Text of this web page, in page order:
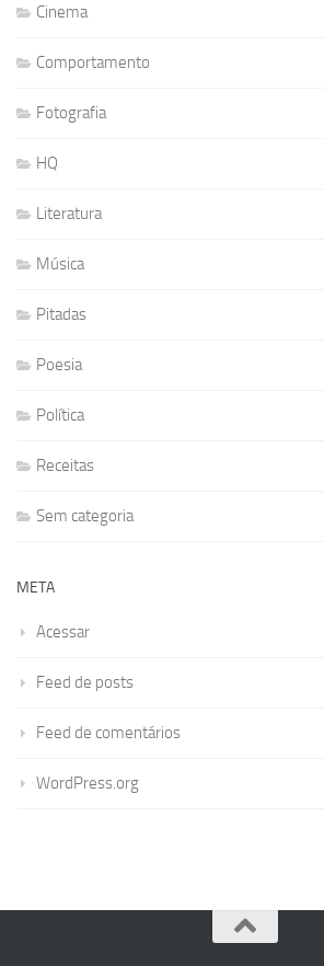
Cinema
Comportamento
Fotografia
HQ
Literatura
Música
Pitadas
Poesia
Política
Receitas
Sem categoria
META
Acessar
Feed de posts
Feed de comentários
WordPress.org